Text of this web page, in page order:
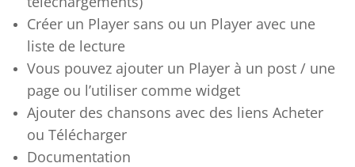
Créer un Player sans ou un Player avec une
liste de lecture
Vous pouvez ajouter un Player à un post / une
page ou l’utiliser comme widget
Ajouter des chansons avec des liens Acheter
ou Télécharger
Documentation